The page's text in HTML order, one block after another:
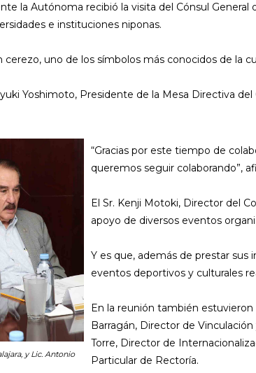
la Autónoma recibió la visita del Cónsul General
e instituciones niponas.
uno de los símbolos más conocidos de la
Yoshimoto, Presidente de la Mesa Directiva del
y Lic. Antonio
“Gracias por este tiempo de
queremos seguir colaborando”,
El Sr. Kenji Motoki, Director del
apoyo de diversos eventos
Y es que, además de prestar sus
eventos deportivos y culturales
En la reunión también estuvieron
Barragán, Director de
Torre, Director de
Particular de Rectoría.